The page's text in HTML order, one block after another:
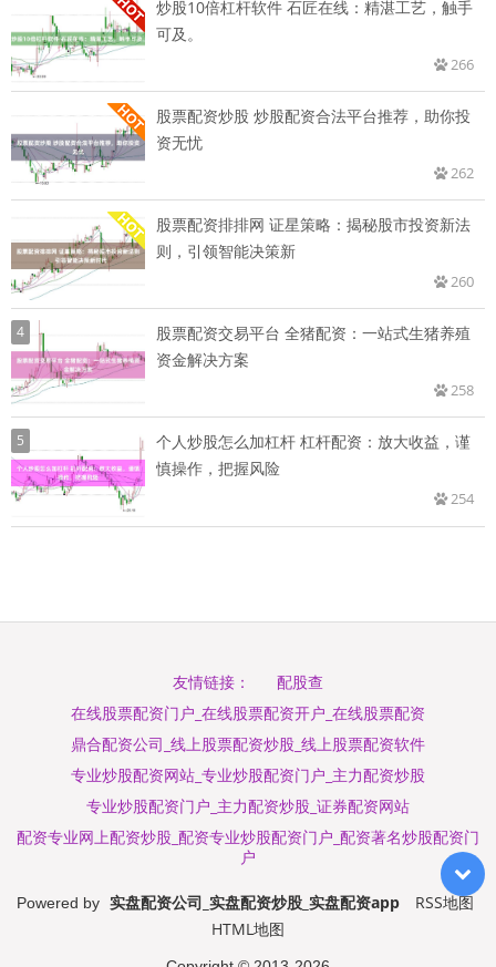
炒股10倍杠杆软件 石匠在线：精湛工艺，触手
可及。
266
股票配资炒股 炒股配资合法平台推荐，助你投
资无忧
262
股票配资排排网 证星策略：揭秘股市投资新法
则，引领智能决策新
260
4
股票配资交易平台 全猪配资：一站式生猪养殖
资金解决方案
258
5
个人炒股怎么加杠杆 杠杆配资：放大收益，谨
慎操作，把握风险
254
友情链接：
配股查
在线股票配资门户_在线股票配资开户_在线股票配资
鼎合配资公司_线上股票配资炒股_线上股票配资软件
专业炒股配资网站_专业炒股配资门户_主力配资炒股
专业炒股配资门户_主力配资炒股_证券配资网站
配资专业网上配资炒股_配资专业炒股配资门户_配资著名炒股配资门
户
Powered by 实盘配资公司_实盘配资炒股_实盘配资app
RSS地图
HTML地图